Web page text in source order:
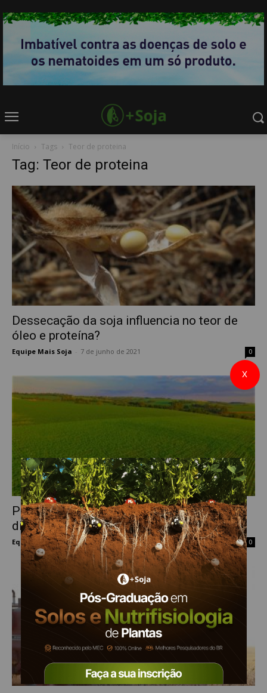
Início Tags Teor de proteina
Tag: Teor de proteina
Dessecação da soja influencia no teor de
óleo e proteína?
Equipe Mais Soja 7 de junho de 2021 0
Plantação de soja: teor de proteína é
diferencial competitivo
Equipe Mais Soja - 7 de maio de 2020 0
X